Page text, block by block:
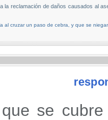
la reclamación de daños causados al
al cruzar un paso de cebra, y que se
se